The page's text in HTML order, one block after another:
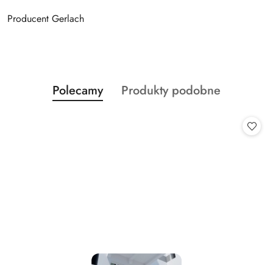
Producent Gerlach
Pomiń karuzelę produktów
Produkty
o
Polecamy
Produkty
Produkty podobne